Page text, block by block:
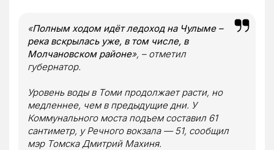
«Полным ходом идёт ледоход на Чулыме –
река вскрылась уже, в том числе, в
Молчановском районе», – отметил
губернатор.
Уровень воды в Томи продолжает расти, но
медленнее, чем в предыдущие дни. У
Коммунального моста подъем составил 61
сантиметр, у Речного вокзала — 51, сообщил
мэр Томска Дмитрий Махиня.